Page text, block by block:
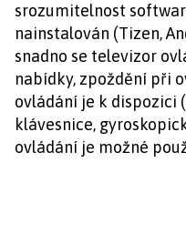
srozumitelnost
nainstalován (Tizen,
snadno se televizor
nabídky, zpoždění při
ovládání je k dispozici
klávesnice,
ovládání je možné